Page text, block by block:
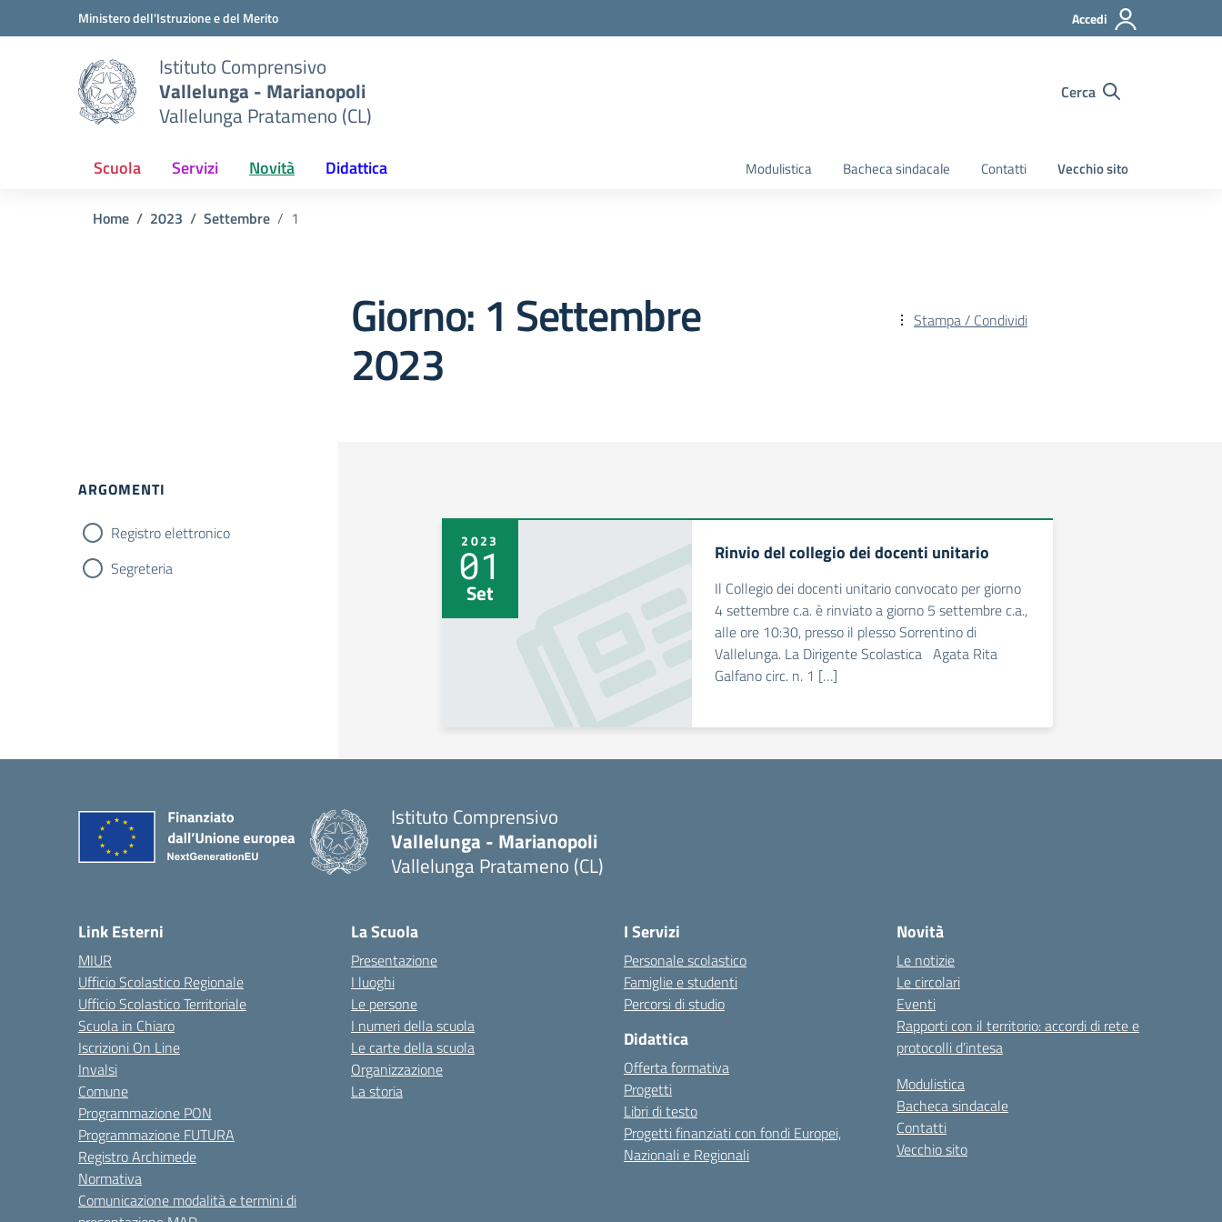
Vai ai contenuti
Vai al menu di navigazioneMinistero dell'Istruzione e del Merito Accedi
Istituto Comprensivo
Vallelunga - Marianopoli
Vallelunga Pratameno (CL)
Cerca
Scuola Servizi Novità Didattica Modulistica Bacheca sindacale Contatti Vecchio sito
Home 2023 Settembre 1
Giorno: 1 Settembre
2023
Stampa / Condividi
ARGOMENTI
Registro elettronico
Segreteria
2023
01
Set
Rinvio del collegio dei docenti unitario
Il Collegio dei docenti unitario convocato per giorno
4 settembre c.a. è rinviato a giorno 5 settembre c.a.,
alle ore 10:30, presso il plesso Sorrentino di
Vallelunga. La Dirigente Scolastica Agata Rita
Galfano circ. n. 1 […]
Istituto Comprensivo
Vallelunga - Marianopoli
Vallelunga Pratameno (CL)
Link Esterni
MIUR
Ufficio Scolastico Regionale
Ufficio Scolastico Territoriale
Scuola in Chiaro
Iscrizioni On Line
Invalsi
Comune
Programmazione PON
Programmazione FUTURA
Registro Archimede
Normativa
Comunicazione modalità e termini di
La Scuola
Presentazione
I luoghi
Le persone
I numeri della scuola
Le carte della scuola
Organizzazione
La storia
I Servizi
Personale scolastico
Famiglie e studenti
Percorsi di studio
Didattica
Offerta formativa
Progetti
Libri di testo
Progetti finanziati con fondi Europei,
Nazionali e Regionali
Novità
Le notizie
Le circolari
Eventi
Rapporti con il territorio: accordi di rete e
protocolli d’intesa
Modulistica
Bacheca sindacale
Contatti
Vecchio sito